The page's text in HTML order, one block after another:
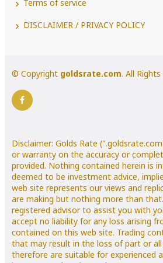
Terms of service
DISCLAIMER / PRIVACY POLICY
© Copyright goldsrate.com. All Rights
Disclaimer: Golds Rate
or warranty on the accuracy or
provided. Nothing contained herein is
deemed to be investment advice,
web site represents our views and
are making but nothing more than
registered advisor to assist you with
accept no liability for any loss arising
contained on this web site. Trading
that may result in the loss of part or
therefore are suitable for experienced